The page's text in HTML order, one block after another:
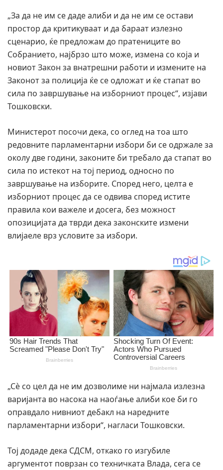
„За да не им се даде алиби и да не им се остави
простор да критикуваат и да бараат излезно
сценарио, ќе предложам до пратениците во
Собранието, најбрзо што може, измена со која и
новиот Закон за внатрешни работи и измените на
Законот за полиција ќе се одложат и ќе стапат во
сила по завршување на изборниот процес“, изјави
Тошковски.
Министерот посочи дека, со оглед на тоа што
редовните парламентарни избори би се одржале за
околу две години, законите би требало да стапат во
сила по истекот на тој период, односно по
завршување на изборите. Според него, целта е
изборниот процес да се одвива според истите
правила кои важеле и досега, без можност
опозицијата да тврди дека законските измени
влијаеле врз условите за избори.
„Сè со цел да не им дозволиме ни најмала излезна
варијанта во насока на наоѓање алиби кое би го
оправдало нивниот дебакл на наредните
парламентарни избори“, нагласи Тошковски.
Тој додаде дека СДСМ, откако го изгубиле
аргументот поврзан со техничката Влада, сега се